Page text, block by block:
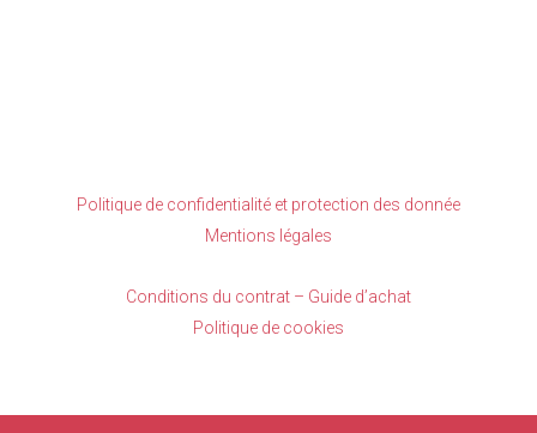
Politique de confidentialité et protection des donnée
Mentions légales
Conditions du contrat – Guide d’achat
Politique de cookies